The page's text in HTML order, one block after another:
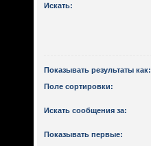
Искать:
Показывать результаты как:
Поле сортировки:
Искать сообщения за:
Показывать первые: